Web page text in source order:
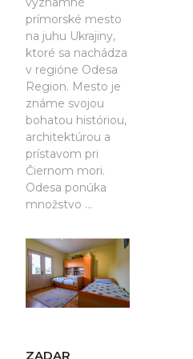
prímorské mesto
na juhu Ukrajiny,
ktoré sa nachádza
v regióne Odesa
Region. Mesto je
známe svojou
bohatou históriou,
architektúrou a
prístavom pri
Čiernom mori.
Odesa ponúka
množstvo ...
ZADAR